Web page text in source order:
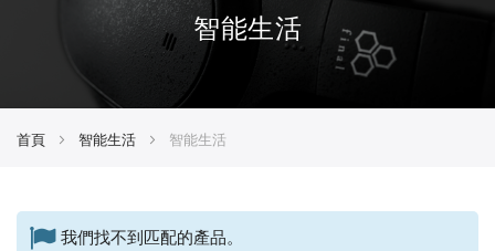
智能生活
首頁 智能生活 智能生活
我們找不到匹配的產品。